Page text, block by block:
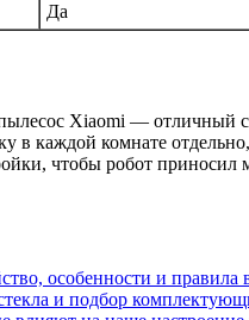
Да
Xiaomi — отличный
в каждой комнате
чтобы робот приносил
особенности и правила
и подбор